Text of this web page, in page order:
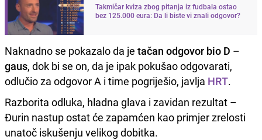
Takmičar kviza zbog pitanja iz fudbala ostao
bez 125.000 eura: Da li biste vi znali odgovor?
Naknadno se pokazalo da je tačan odgovor bio D –
gaus, dok bi se on, da je ipak pokušao odgovarati,
odlučio za odgovor A i time pogriješio, javlja HRT.
Razborita odluka, hladna glava i zavidan rezultat –
Đurin nastup ostat će zapamćen kao primjer zrelosti
unatoč iskušenju velikog dobitka.